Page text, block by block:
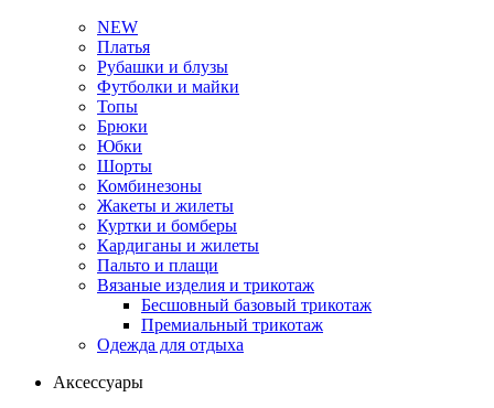
NEW
Платья
Рубашки и блузы
Футболки и майки
Топы
Брюки
Юбки
Шорты
Комбинезоны
Жакеты и жилеты
Куртки и бомберы
Кардиганы и жилеты
Пальто и плащи
Вязаные изделия и трикотаж
Бесшовный базовый трикотаж
Премиальный трикотаж
Одежда для отдыха
Аксессуары